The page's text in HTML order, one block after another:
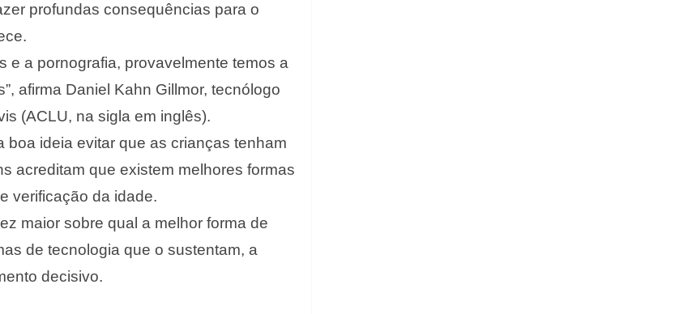
profundas consequências para o
e a pornografia, provavelmente temos a
afirma Daniel Kahn Gillmor, tecnólogo
(ACLU, na sigla em inglês).
ideia evitar que as crianças tenham
acreditam que existem melhores formas
verificação da idade.
maior sobre qual a melhor forma de
de tecnologia que o sustentam, a
decisivo.